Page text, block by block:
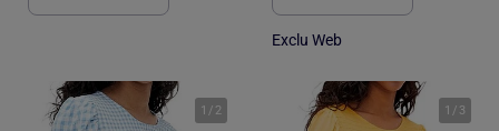
Exclu Web
1 / 2 1 / 3